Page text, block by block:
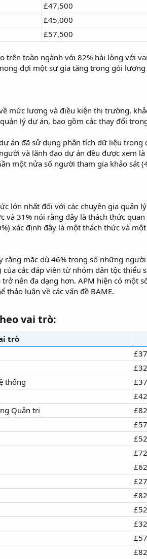
£47,500
£45,000
£57,500
trên toàn ngành với 82% hài lòng với
đợi một sự gia tăng trong gói
mức lương và điều kiện thị trường,
lý dự án, bao gồm các thay đổi
án đã sử dụng phân tích dữ liệu
và lãnh đạo dự án đều được xem
một nửa số người tham gia khảo sát
lớn nhất đối với các chuyên gia quản
và 31% nói rằng đây là thách thức
xác định đây là một thách thức và
rằng mặc dù 46% trong số những
các đáp viên từ nhóm dân tộc
nên đa dạng hơn. APM hiện có một
thảo luận về các vấn đề BAME.
vai trò:​
trò
thống
Quản trị